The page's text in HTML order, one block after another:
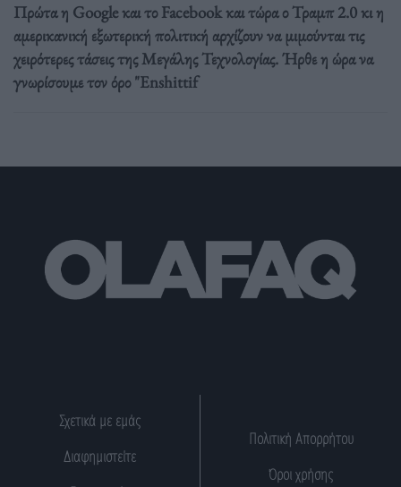
Πρώτα η Google και το Facebook και τώρα ο Τραμπ 2.0 κι η
αμερικανική εξωτερική πολιτική αρχίζουν να μιμούνται τις
χειρότερες τάσεις της Μεγάλης Τεχνολογίας. Ήρθε η ώρα να
γνωρίσουμε τον όρο "Enshittif
Σχετικά με εμάς
Διαφημιστείτε
Πολιτική Απορρήτου
Όροι χρήσης